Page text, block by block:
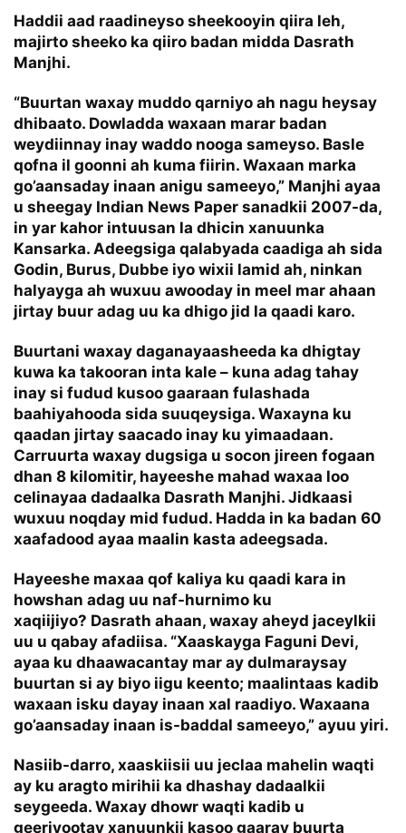
Haddii aad raadineyso sheekooyin qiira leh,
majirto sheeko ka qiiro badan midda Dasrath
Manjhi.
“Buurtan waxay muddo qarniyo ah nagu heysay
dhibaato. Dowladda waxaan marar badan
weydiinnay inay waddo nooga sameyso. Basle
qofna il goonni ah kuma fiirin. Waxaan marka
go’aansaday inaan anigu sameeyo,” Manjhi ayaa
u sheegay Indian News Paper sanadkii 2007-da,
in yar kahor intuusan la dhicin xanuunka
Kansarka. Adeegsiga qalabyada caadiga ah sida
Godin, Burus, Dubbe iyo wixii lamid ah, ninkan
halyayga ah wuxuu awooday in meel mar ahaan
jirtay buur adag uu ka dhigo jid la qaadi karo.
Buurtani waxay daganayaasheeda ka dhigtay
kuwa ka takooran inta kale – kuna adag tahay
inay si fudud kusoo gaaraan fulashada
baahiyahooda sida suuqeysiga. Waxayna ku
qaadan jirtay saacado inay ku yimaadaan.
Carruurta waxay dugsiga u socon jireen fogaan
dhan 8 kilomitir, hayeeshe mahad waxaa loo
celinayaa dadaalka Dasrath Manjhi. Jidkaasi
wuxuu noqday mid fudud. Hadda in ka badan 60
xaafadood ayaa maalin kasta adeegsada.
Hayeeshe maxaa qof kaliya ku qaadi kara in
howshan adag uu naf-hurnimo ku
xaqiijiyo? Dasrath ahaan, waxay aheyd jaceylkii
uu u qabay afadiisa. “Xaaskayga Faguni Devi,
ayaa ku dhaawacantay mar ay dulmaraysay
buurtan si ay biyo iigu keento; maalintaas kadib
waxaan isku dayay inaan xal raadiyo. Waxaana
go’aansaday inaan is-baddal sameeyo,” ayuu yiri.
Nasiib-darro, xaaskiisii uu jeclaa mahelin waqti
ay ku aragto mirihii ka dhashay dadaalkii
seygeeda. Waxay dhowr waqti kadib u
geeriyootay xanuunkii kasoo gaaray buurta